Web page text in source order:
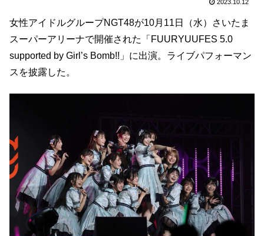
2023.10.12
女性アイドルグループNGT48が10月11日（水）さいたま
スーパーアリーナで開催された「FUURYUUFES 5.0
supported by Girl’s Bomb!!」に出演。ライブパフォーマン
スを披露した。